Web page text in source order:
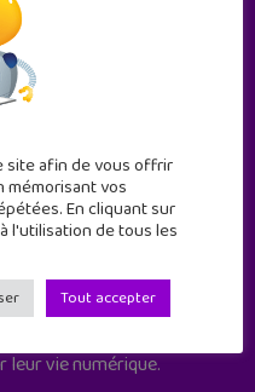
de culture numérique
le premier magazine
leur vie numérique.
site afin de vous offrir
vos
En cliquant sur
l'utilisation de tous les
Tout accepter